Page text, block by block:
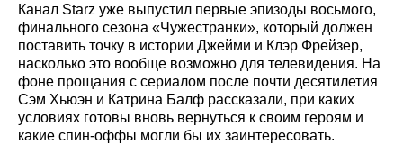
Канал Starz уже выпустил первые эпизоды восьмого,
финального сезона «Чужестранки», который должен
поставить точку в истории Джейми и Клэр Фрейзер,
насколько это вообще возможно для телевидения. На
фоне прощания с сериалом после почти десятилетия
Сэм Хьюэн и Катрина Балф рассказали, при каких
условиях готовы вновь вернуться к своим героям и
какие спин-оффы могли бы их заинтересовать.